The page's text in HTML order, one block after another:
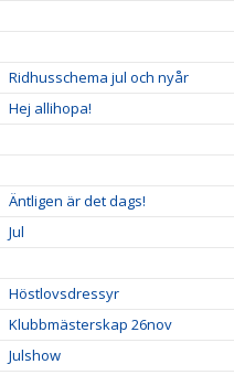
Ridhusschema jul och nyår
Hej allihopa!
Äntligen är det dags!
Jul
Höstlovsdressyr
Klubbmästerskap 26nov
Julshow